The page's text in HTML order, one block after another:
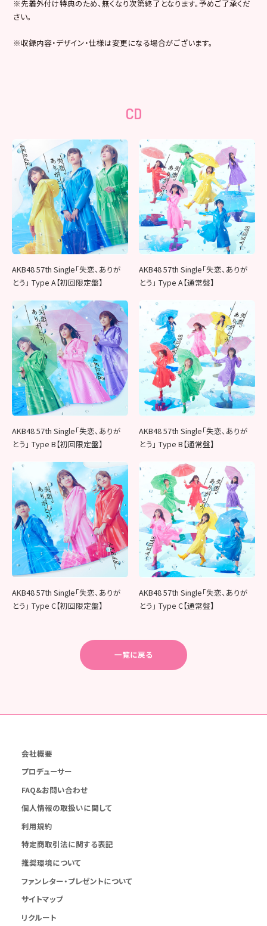
※先着外付け特典のため、無くなり次第終了となります。予めご了承くだ
さい。
※収録内容・デザイン・仕様は変更になる場合がございます。
CD
AKB48 57th Single「失恋、ありが
とう」 Type A【初回限定盤】
AKB48 57th Single「失恋、ありが
とう」 Type A【通常盤】
AKB48 57th Single「失恋、ありが
とう」 Type B【初回限定盤】
AKB48 57th Single「失恋、ありが
とう」 Type B【通常盤】
AKB48 57th Single「失恋、ありが
とう」 Type C【初回限定盤】
AKB48 57th Single「失恋、ありが
とう」 Type C【通常盤】
一覧に戻る
会社概要
プロデューサー
FAQ&お問い合わせ
個人情報の取扱いに関して
利用規約
特定商取引法に関する表記
推奨環境について
ファンレター・プレゼントについて
サイトマップ
リクルート